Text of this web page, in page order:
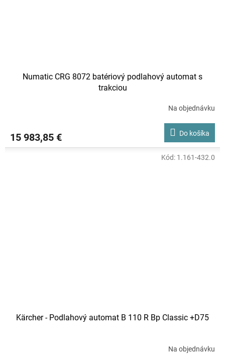
Numatic CRG 8072 batériový podlahový automat s
trakciou
Na objednávku
15 983,85 € Do košíka
Kärcher - Podlahový automat B 110 R Bp Classic +D75
Na objednávku
Kód: 1.161-432.0